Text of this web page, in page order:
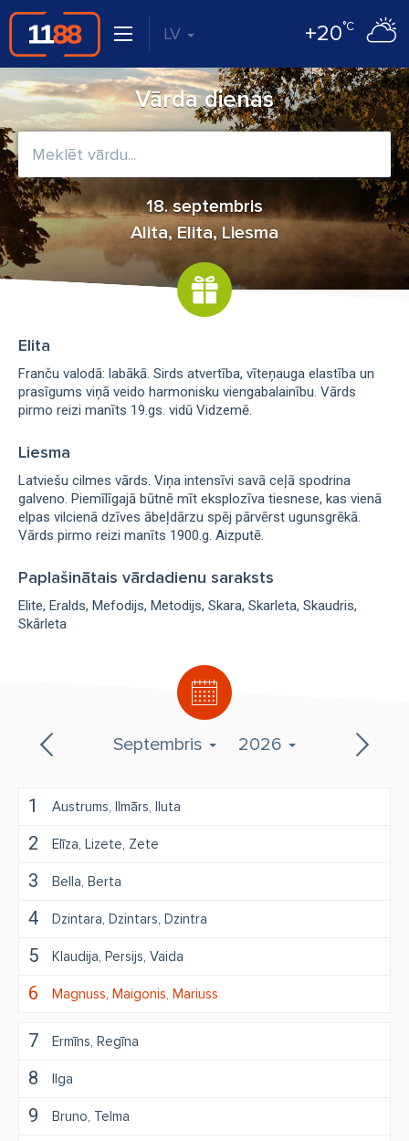
LV +20°C
Vārda dienas
18. septembris
Alita, Elita, Liesma
Septembris 2026
1 Austrums Ilmārs Iluta
2 Elīza Lizete Zete
3 Bella Berta
4 Dzintara Dzintars Dzintra
5 Klaudija Persijs Vaida
6 Magnuss Maigonis Mariuss
7 Ermīns Regīna
8 Ilga
9 Bruno Telma
Elita
Franču valodā: labākā. Sirds atvertība, vīteņauga elastība un
prasīgums viņā veido harmonisku viengabalainību. Vārds
pirmo reizi manīts 19.gs. vidū Vidzemē.
Liesma
Latviešu cilmes vārds. Viņa intensīvi savā ceļā spodrina
galveno. Piemīlīgajā būtnē mīt eksplozīva tiesnese, kas vienā
elpas vilcienā dzīves ābeļdārzu spēj pārvērst ugunsgrēkā.
Vārds pirmo reizi manīts 1900.g. Aizputē.
Paplašinātais vārdadienu saraksts
Elite Eralds Mefodijs Metodijs Skara Skarleta Skaudris
Skārleta